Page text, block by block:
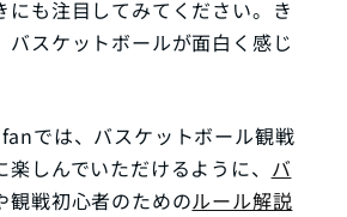
にも注目してみてください。き
バスケットボールが面白く感じ
では、バスケットボール観戦
しんでいただけるように、 バ
観戦初心者のためのルール解説